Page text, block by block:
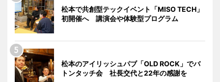
松本で共創型テックイベント「MISO TECH」
初開催へ 講演会や体験型プログラム
松本のアイリッシュパブ「OLD ROCK」でバ
トンタッチ会 社長交代と22年の感謝を